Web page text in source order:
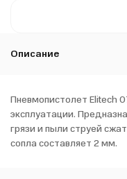
Описание
Пневмопистолет Elitech
эксплуатации.
грязи и пыли струей
сопла составляет 2 мм.